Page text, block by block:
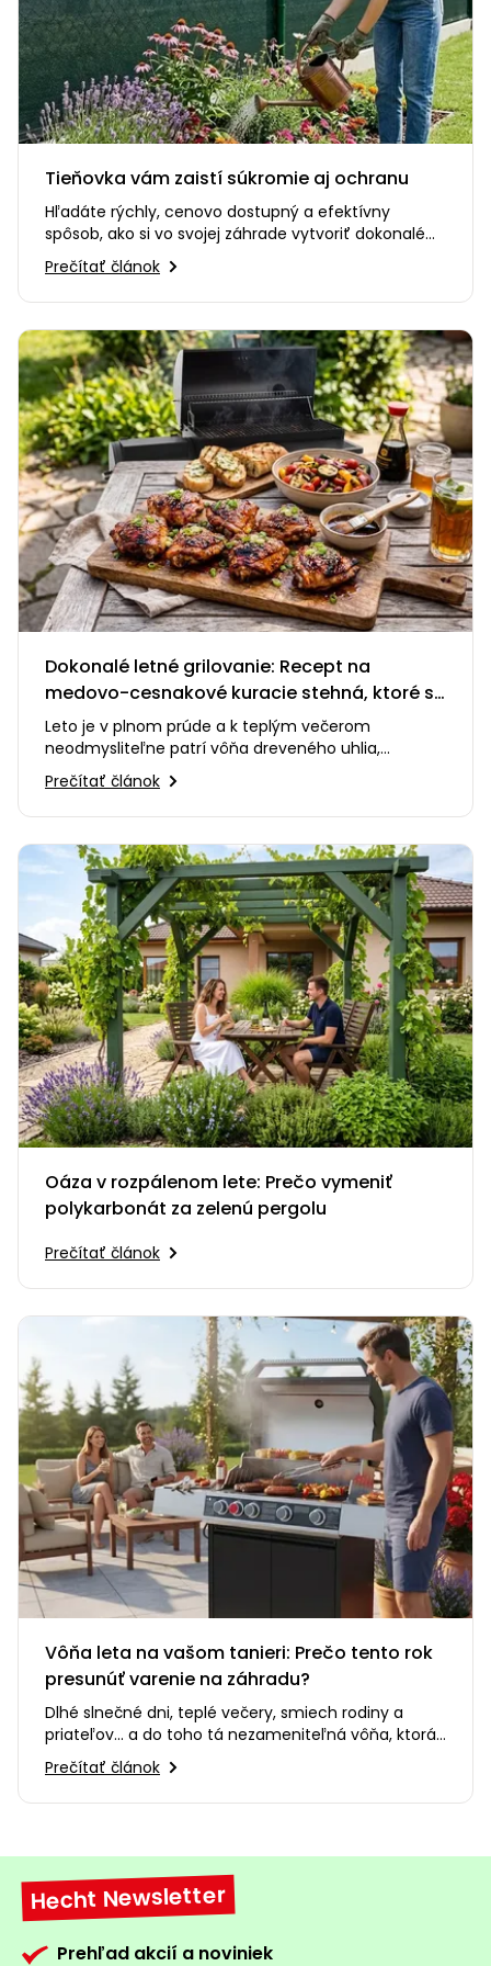
Tieňovka vám zaistí súkromie aj ochranu
Hľadáte rýchly, cenovo dostupný a efektívny
spôsob, ako si vo svojej záhrade vytvoriť dokonalé
súkromie? Alebo…
Prečítať článok
Dokonalé letné grilovanie: Recept na
medovo-cesnakové kuracie stehná, ktoré si
zamilujete
Leto je v plnom prúde a k teplým večerom
neodmysliteľne patrí vôňa dreveného uhlia,
praskanie ohňa a smiech s priateľmi…
Prečítať článok
Oáza v rozpálenom lete: Prečo vymeniť
polykarbonát za zelenú pergolu
Prečítať článok
Vôňa leta na vašom tanieri: Prečo tento rok
presunúť varenie na záhradu?
Dlhé slnečné dni, teplé večery, smiech rodiny a
priateľov... a do toho tá nezameniteľná vôňa, ktorá
sa šíri po celej…
Prečítať článok
Hecht Newsletter
Prehľad akcií a noviniek